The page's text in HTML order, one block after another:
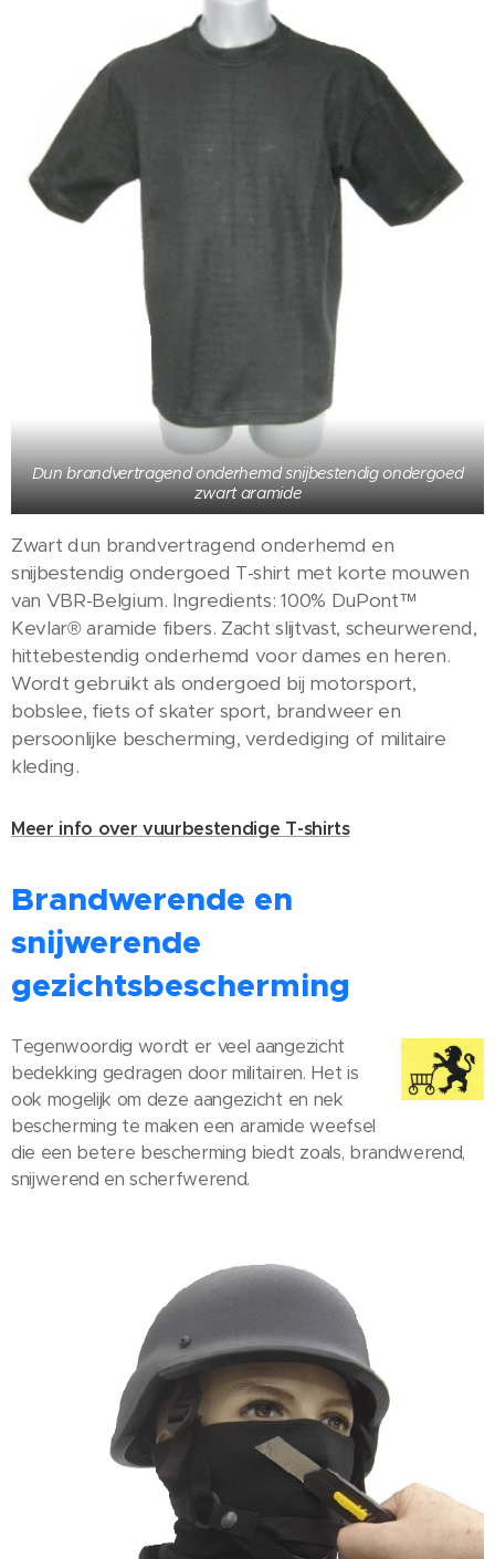
Dun brandvertragend onderhemd snijbestendig ondergoed
zwart aramide
Zwart dun brandvertragend onderhemd en
snijbestendig ondergoed T-shirt met korte mouwen
van VBR-Belgium. Ingredients: 100% DuPont™
Kevlar® aramide fibers. Zacht slijtvast, scheurwerend,
hittebestendig onderhemd voor dames en heren.
Wordt gebruikt als ondergoed bij motorsport,
bobslee, fiets of skater sport, brandweer en
persoonlijke bescherming, verdediging of militaire
kleding.
Meer info over vuurbestendige T-shirts
Brandwerende en
snijwerende
gezichtsbescherming
Tegenwoordig wordt er veel aangezicht
bedekking gedragen door militairen. Het is
ook mogelijk om deze aangezicht en nek
bescherming te maken een aramide weefsel
die een betere bescherming biedt zoals, brandwerend,
snijwerend en scherfwerend.